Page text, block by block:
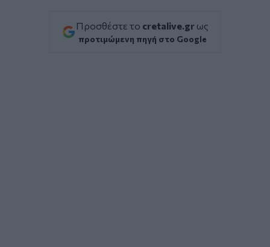
Προσθέστε το cretalive.gr ως
προτιμώμενη πηγή στο Google